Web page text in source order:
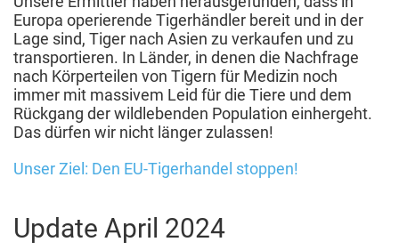
Europa operierende Tigerhändler bereit und in der
Lage sind, Tiger nach Asien zu verkaufen und zu
transportieren. In Länder, in denen die Nachfrage
nach Körperteilen von Tigern für Medizin noch
immer mit massivem Leid für die Tiere und dem
Rückgang der wildlebenden Population einhergeht.
Das dürfen wir nicht länger zulassen!
Unser Ziel: Den EU-Tigerhandel stoppen!
Update April 2024